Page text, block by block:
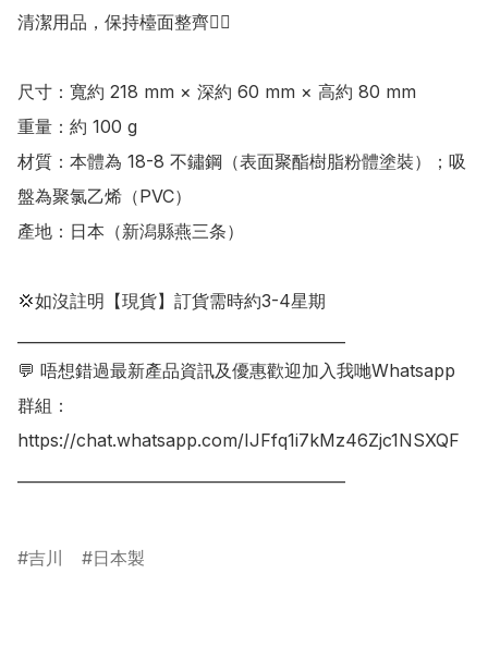
清潔用品，保持檯面整齊👍🏻
尺寸：寬約 218 mm × 深約 60 mm × 高約 80 mm
重量：約 100 g
材質：本體為 18-8 不鏽鋼（表面聚酯樹脂粉體塗裝）；吸
盤為聚氯乙烯（PVC）
產地：日本（新潟縣燕三条）
💢如沒註明【現貨】訂貨需時約3-4星期
💬 唔想錯過最新產品資訊及優惠歡迎加入我哋Whatsapp
群組：
https://chat.whatsapp.com/IJFfq1i7kMz46Zjc1NSXQF
吉川 日本製